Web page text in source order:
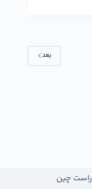
بعد
راست چین